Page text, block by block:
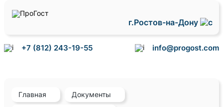
г.Ростов-на-Дону
+7 (812) 243-19-55 info@progost.com
Главная Документы